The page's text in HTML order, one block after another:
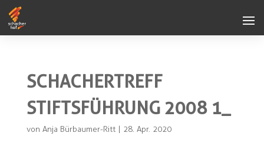
SCHACHERTREFF
STIFTSFÜHRUNG 2008 1_
von Anja Bürbaumer-Ritt| 28. Apr. 2020